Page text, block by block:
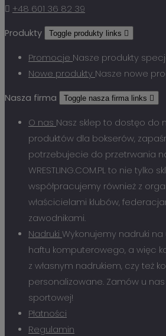
 +48 601 36 82 39
Produkty Toggle produkty links 
Promocje Nasze produkty
Nowe produkty Nasze nowe
Nasza firma Toggle nasza firma links 
O nas Nasz sklep to dostęo do
produktów dla bokserów,
potrzebujecie do przetrwania
WRESTLING.COM.PL to nie tylko
współpracujemy również z
właścicielami klubów,
zawodnikami.
Nadruki Wykonujemy nadruki
haftu komputerowego, a więc
z własnym nadrukiem, czy też
personalizowane. Zamów u nas
sportowej!
Płatności
Regulamin